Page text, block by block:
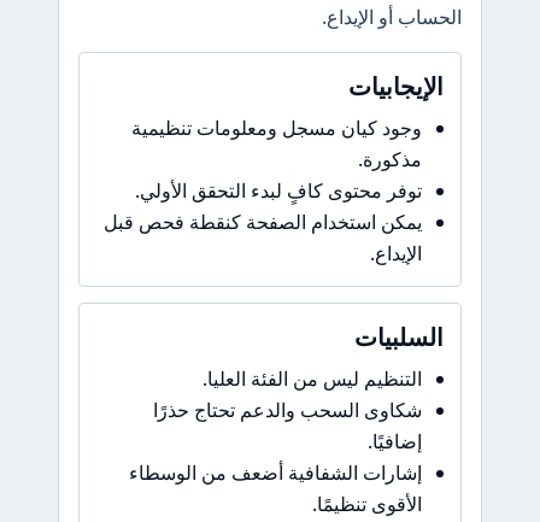
الحساب أو الإيداع.
الإيجابيات
وجود كيان مسجل ومعلومات تنظيمية
مذكورة.
توفر محتوى كافٍ لبدء التحقق الأولي.
يمكن استخدام الصفحة كنقطة فحص قبل
الإيداع.
السلبيات
التنظيم ليس من الفئة العليا.
شكاوى السحب والدعم تحتاج حذرًا
إضافيًا.
إشارات الشفافية أضعف من الوسطاء
الأقوى تنظيمًا.